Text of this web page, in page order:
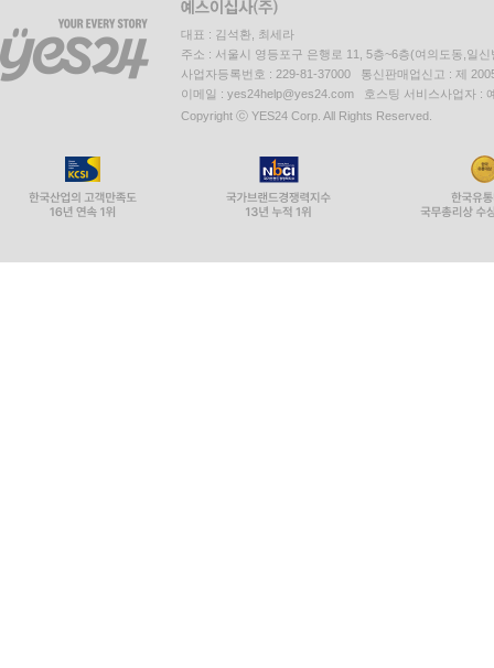
대표 : 김석환, 최세라
주소 : 서울시 영등포구 은행로 11, 5층~6층(여의도동,일신
사업자등록번호 : 229-81-37000 통신판매업신고 : 제
이메일 : yes24help@yes24.com 호스팅 서비스사업자 :
Copyright ⓒ YES24 Corp. All Rights Reserved.